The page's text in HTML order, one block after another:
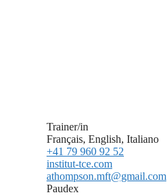
Trainer/in
Français, English, Italiano
+41 79 960 92 52
institut-tce.com
athompson.mft@gmail.com
Paudex